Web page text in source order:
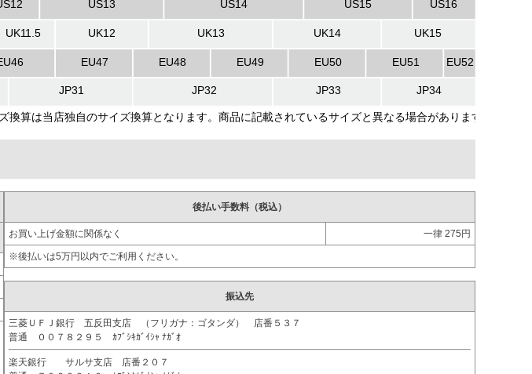
後払い手数料（税込）
お買い上げ金額に関係なく 一律 275円
※後払いは5万円以内でご利用ください。
振込先
三菱ＵＦＪ銀行 五反田支店 （フリガナ：ゴタンダ） 店番５３７
普通 ００７８２９５ ｶﾌﾞｼｷｶﾞｲｼｬ ﾅｶﾞｵ
楽天銀行 サルサ支店 店番２０７